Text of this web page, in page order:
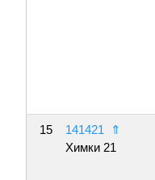
15 141421
⇑
Химки 21